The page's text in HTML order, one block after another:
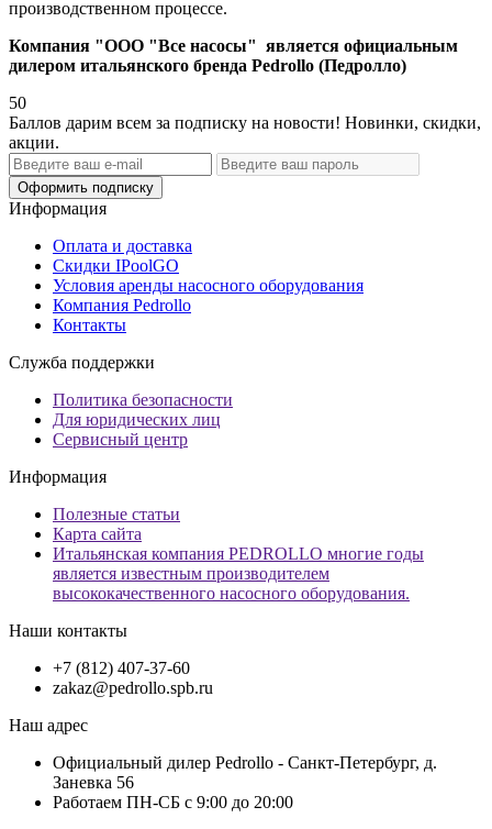
производственном процессе.
Компания "ООО "Все насосы" является официальным
дилером итальянского бренда Pedrollo (Педролло)
50
Баллов дарим всем за подписку на новости! Новинки, скидки,
акции.
Оформить подписку
Информация
Оплата и доставка
Скидки IPoolGO
Условия аренды насосного оборудования
Компания Pedrollo
Контакты
Служба поддержки
Политика безопасности
Для юридических лиц
Сервисный центр
Информация
Полезные статьи
Карта сайта
Итальянская компания PEDROLLO многие годы
является известным производителем
высококачественного насосного оборудования.
Наши контакты
+7 (812) 407-37-60
zakaz@pedrollo.spb.ru
Наш адрес
Официальный дилер Pedrollo - Санкт-Петербург, д.
Заневка 56
Работаем ПН-СБ с 9:00 до 20:00